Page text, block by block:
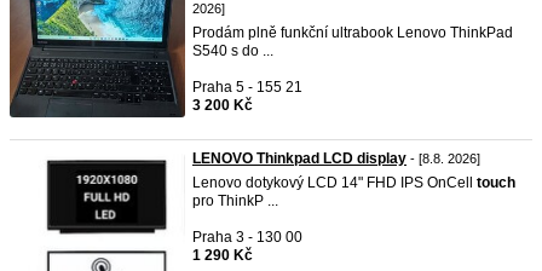
2026]
Prodám plně funkční ultrabook Lenovo ThinkPad
S540 s do ...
Praha 5 - 155 21
3 200 Kč
LENOVO Thinkpad LCD display - [8.8. 2026]
Lenovo dotykový LCD 14" FHD IPS OnCell touch
pro ThinkP ...
Praha 3 - 130 00
1 290 Kč